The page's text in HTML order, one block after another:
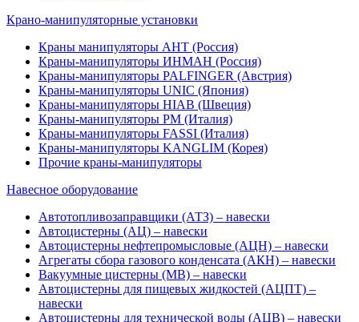
Крано-манипуляторные установки
Краны манипуляторы АНТ (Россия)
Краны-манипуляторы ИНМАН (Россия)
Краны-манипуляторы PALFINGER (Австрия)
Краны-манипуляторы UNIC (Япония)
Краны-манипуляторы HIAB (Швеция)
Краны-манипуляторы PM (Италия)
Краны-манипуляторы FASSI (Италия)
Краны-манипуляторы KANGLIM (Корея)
Прочие краны-манипуляторы
Навесное оборудование
Автотопливозаправщики (АТЗ) – навески
Автоцистерны (АЦ) – навески
Автоцистерны нефтепромысловые (АЦН) – навески
Агрегаты сбора газового конденсата (АКН) – навески
Вакуумные цистерны (МВ) – навески
Автоцистерны для пищевых жидкостей (АЦПТ) –
навески
Автоцистерны для технической воды (АЦВ) – навески